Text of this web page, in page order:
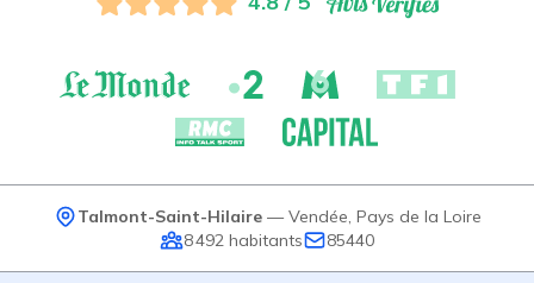
Talmont-Saint-Hilaire— Vendée Pays de la Loire
8 492 habitants 85440